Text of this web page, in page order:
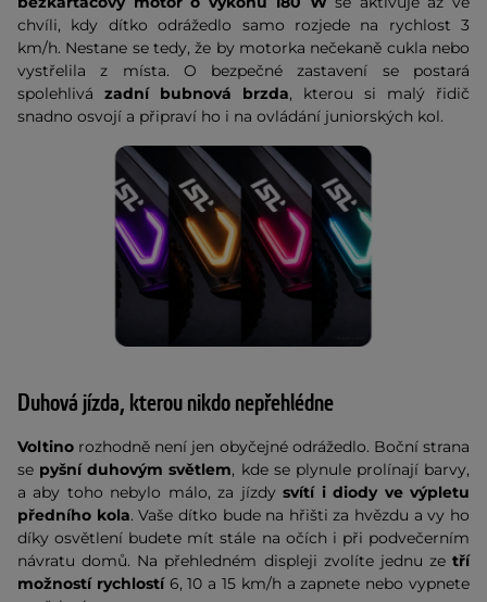
chvíli, kdy dítko odrážedlo samo rozjede na rychlost 3
km/h. Nestane se tedy, že by motorka nečekaně cukla nebo
vystřelila z místa. O bezpečné zastavení se postará
spolehlivá zadní bubnová brzda, kterou si malý řidič
snadno osvojí a připraví ho i na ovládání juniorských kol.
Duhová jízda, kterou nikdo nepřehlédne
Voltino rozhodně není jen obyčejné odrážedlo. Boční strana
se pyšní duhovým světlem, kde se plynule prolínají barvy,
a aby toho nebylo málo, za jízdysvítí i diody ve výpletu
předního kola. Vaše dítko bude na hřišti za hvězdu a vy ho
díky osvětlení budete mít stále na očích i při podvečerním
návratu domů. Na přehledném displeji zvolíte jednu ze tří
možností rychlostí6, 10 a 15 km/h a zapnete nebo vypnete